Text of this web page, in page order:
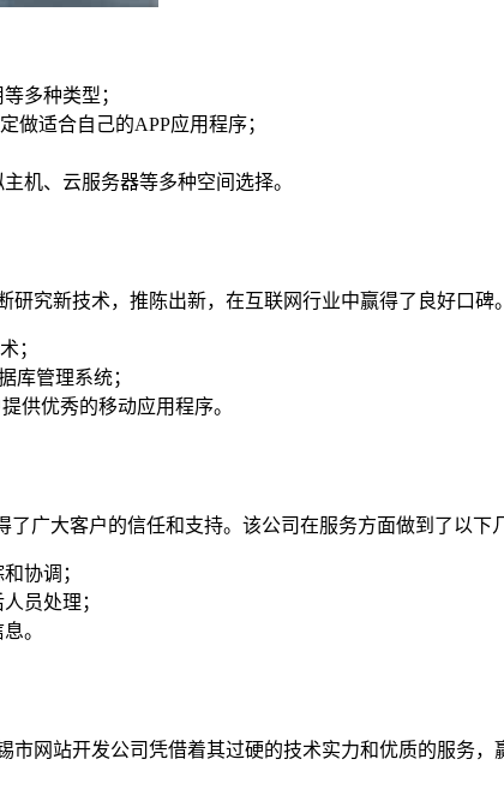
多种类型；
做适合自己的APP应用程序；
机、云服务器等多种空间选择。
究新技术，推陈出新，在互联网行业中赢得了良好口
；
库管理系统；
供优秀的移动应用程序。
广大客户的信任和支持。该公司在服务方面做到了以下
协调；
员处理；
。
网站开发公司凭借着其过硬的技术实力和优质的服务